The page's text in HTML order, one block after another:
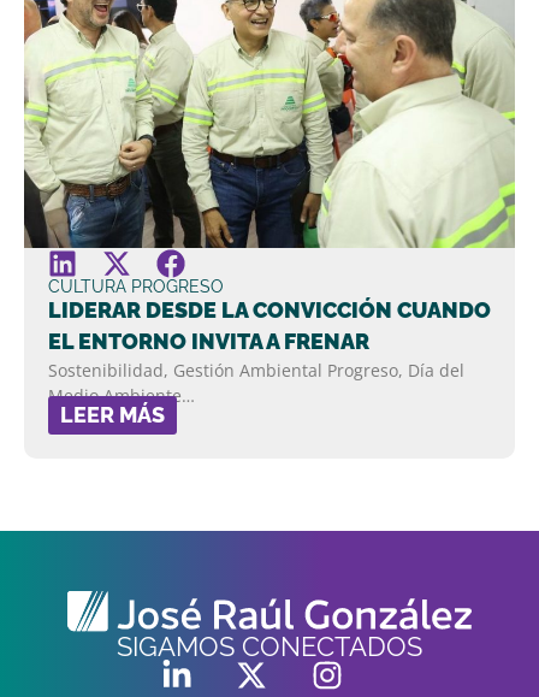
CULTURA PROGRESO
LIDERAR DESDE LA CONVICCIÓN CUANDO
EL ENTORNO INVITA A FRENAR
Sostenibilidad, Gestión Ambiental Progreso, Día del
Medio Ambiente…
LEER MÁS
SIGAMOS CONECTADOS